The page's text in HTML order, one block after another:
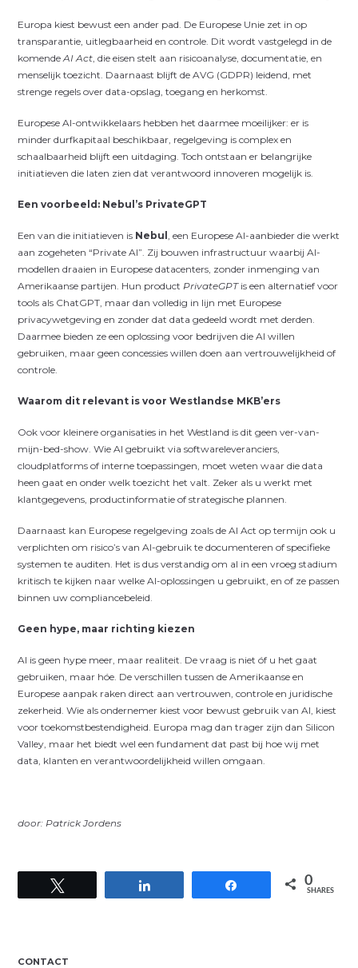
Europa kiest bewust een ander pad. De Europese Unie zet in op
transparantie, uitlegbaarheid en controle. Dit wordt vastgelegd in de
komendeAI Act , die eisen stelt aan risicoanalyse, documentatie, en
menselijk toezicht. Daarnaast blijft de AVG (GDPR) leidend, met
strenge regels over data-opslag, toegang en herkomst.
Europese AI-ontwikkelaars hebben het daarmee moeilijker: er is
minder durfkapitaal beschikbaar, regelgeving is complex en
schaalbaarheid blijft een uitdaging. Toch ontstaan er belangrijke
initiatieven die laten zien dat verantwoord innoveren mogelijk is.
Een voorbeeld: Nebul’s PrivateGPT
Een van die initiatieven is Nebul
, een Europese AI-aanbieder die werkt
aan zogeheten “Private AI”. Zij bouwen infrastructuur waarbij AI-
modellen draaien in Europese datacenters, zonder inmenging van
Amerikaanse partijen. Hun product PrivateGPTis een alternatief voor
tools als ChatGPT, maar dan volledig in lijn met Europese
privacywetgeving en zonder dat data gedeeld wordt met derden.
Daarmee bieden ze een oplossing voor bedrijven die AI willen
gebruiken, maar geen concessies willen doen aan vertrouwelijkheid of
controle.
Waarom dit relevant is voor Westlandse MKB’ers
Ook voor kleinere organisaties in het Westland is dit geen ver-van-
mijn-bed-show. Wie AI gebruikt via softwareleveranciers,
cloudplatforms of interne toepassingen, moet weten waar die data
heen gaat en onder welk toezicht het valt. Zeker als u werkt met
klantgegevens, productinformatie of strategische plannen.
Daarnaast kan Europese regelgeving zoals de AI Act op termijn ook u
verplichten om risico’s van AI-gebruik te documenteren of specifieke
systemen te auditen. Het is dus verstandig om al in een vroeg stadium
kritisch te kijken naar welke AI-oplossingen u gebruikt, en of ze passen
binnen uw compliancebeleid.
Geen hype, maar richting kiezen
AI is geen hype meer, maar realiteit. De vraag is niet óf u het gaat
gebruiken, maar hóe. De verschillen tussen de Amerikaanse en
Europese aanpak raken direct aan vertrouwen, controle en juridische
zekerheid. Wie als ondernemer kiest voor bewust gebruik van AI, kiest
voor toekomstbestendigheid. Europa mag dan trager zijn dan Silicon
Valley, maar het biedt wel een fundament dat past bij hoe wij met
data, klanten en verantwoordelijkheid willen omgaan.
door: Patrick Jordens
0
SHARES
CONTACT